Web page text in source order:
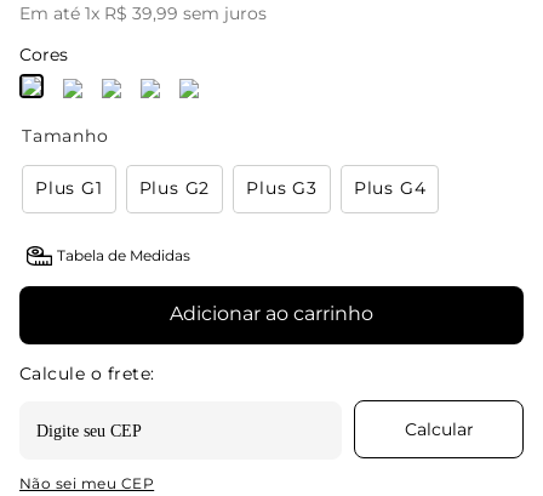
Em até 1x R$ 39,99 sem juros
Cores
Tamanho
Plus G1 Plus G2 Plus G3 Plus G4
Tabela de Medidas
Adicionar ao carrinho
Não sei meu CEP